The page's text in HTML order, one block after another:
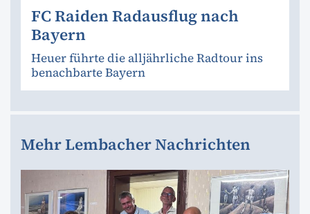
FC Raiden Radausflug nach
Bayern
Heuer führte die alljährliche Radtour ins
benachbarte Bayern
Mehr Lembacher Nachrichten